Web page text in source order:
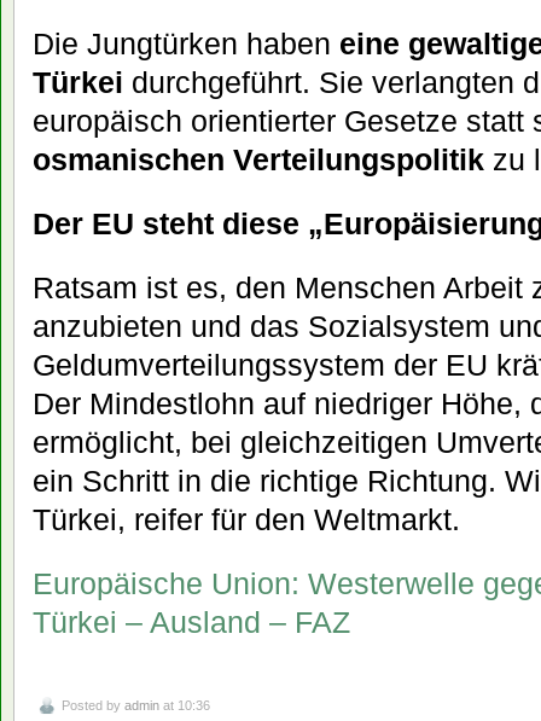
Die Jungtürken haben eine
Türkei durchgeführt. Sie verlangten
europäisch orientierter Gesetze
osmanischen Verteilungspolitik zu
Der EU steht diese
Ratsam ist es, den Menschen Arbeit
anzubieten und das Sozialsystem
Geldumverteilungssystem der EU
Der Mindestlohn auf niedriger Höhe,
ermöglicht, bei gleichzeitigen
ein Schritt in die richtige Richtung.
Türkei, reifer für den Weltmarkt.
Europäische Union: Westerwelle
Türkei – Ausland – FAZ
Posted by admin at 10:36